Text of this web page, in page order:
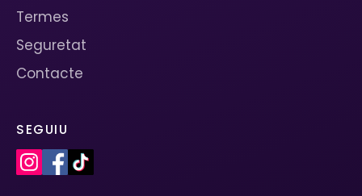
Termes
Seguretat
Contacte
SEGUIU